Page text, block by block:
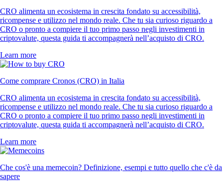
CRO alimenta un ecosistema in crescita fondato su accessibilità,
ricompense e utilizzo nel mondo reale. Che tu sia curioso riguardo a
CRO o pronto a compiere il tuo primo passo negli investimenti in
criptovalute, questa guida ti accompagnerà nell’acquisto di CRO.
Learn more
Come comprare Cronos (CRO) in Italia
CRO alimenta un ecosistema in crescita fondato su accessibilità,
ricompense e utilizzo nel mondo reale. Che tu sia curioso riguardo a
CRO o pronto a compiere il tuo primo passo negli investimenti in
criptovalute, questa guida ti accompagnerà nell’acquisto di CRO.
Learn more
Che cos'è una memecoin? Definizione, esempi e tutto quello che c'è da
sapere